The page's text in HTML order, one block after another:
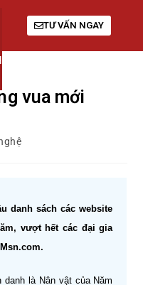
TƯ VẤN NGAY
vua mới
danh sách các website
vượt hết các đại gia
là Nân vật của Năm